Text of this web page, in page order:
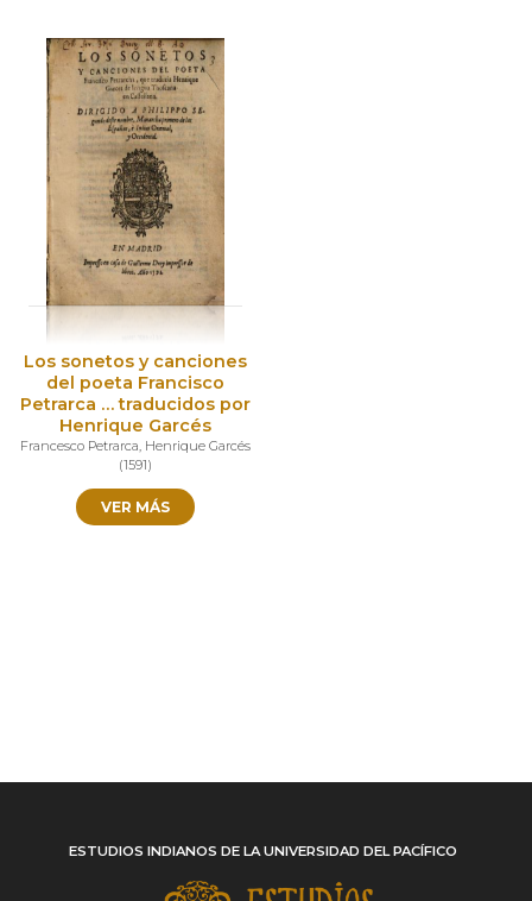
Los sonetos y canciones
del poeta Francisco
Petrarca … traducidos por
Henrique Garcés
Francesco Petrarca, Henrique Garcés
(1591)
VER MÁS
ESTUDIOS INDIANOS DE LA UNIVERSIDAD DEL PACÍFICO